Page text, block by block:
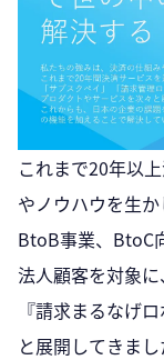
これまで20年以
やノウハウを生か
BtoB事業、BtoC
法人顧客を対象に
『請求まるなげ
と展開してきまし